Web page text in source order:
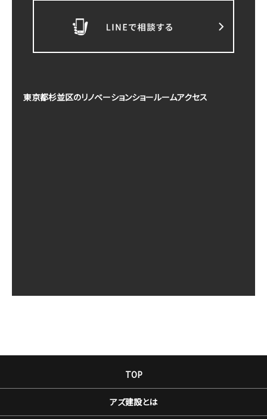
東京都杉並区のリノベーションショールームアクセス
TOP
アズ建設とは